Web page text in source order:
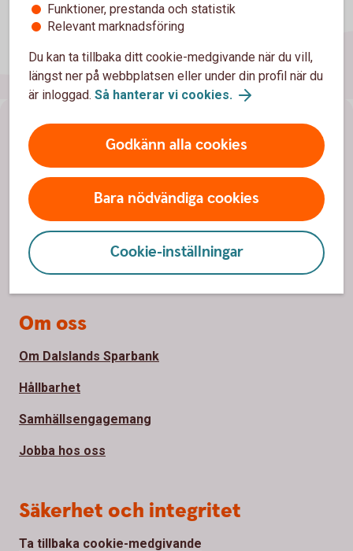
Funktioner, prestanda och statistik
Relevant marknadsföring
Du kan ta tillbaka ditt cookie-medgivande när du vill,
längst ner på webbplatsen eller under din profil när du
är inloggad. Så hanterar vi cookies.
Godkänn alla cookies
Bara nödvändiga cookies
Cookie-inställningar
Sidfot
Hitta snabbt
Kundservice
Spärrhjälp
Hitta bankkontor
Priser, räntor och kurser
Om oss
Om Dalslands Sparbank
Hållbarhet
Samhällsengagemang
Jobba hos oss
Säkerhet och integritet
Ta tillbaka cookie-medgivande